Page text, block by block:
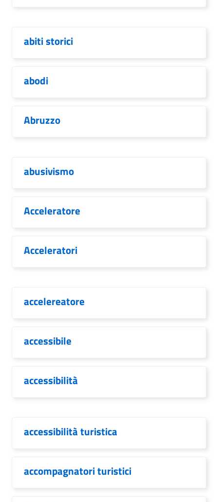
abiti storici
abodi
Abruzzo
abusivismo
Acceleratore
Acceleratori
accelereatore
accessibile
accessibilità
accessibilità turistica
accompagnatori turistici